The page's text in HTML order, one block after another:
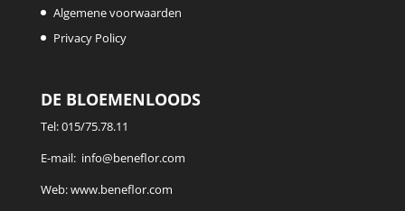
Algemene voorwaarden
Privacy Policy
DE BLOEMENLOODS
Tel:015/75.78.11
E-mail: info@beneflor.com
Web:www.beneflor.com